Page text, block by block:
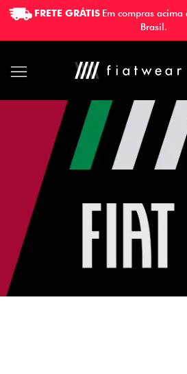
FRETE GRÁTIS Em compras acima
Brasil.
FRETE GRÁTIS Em compras acima
Brasil.